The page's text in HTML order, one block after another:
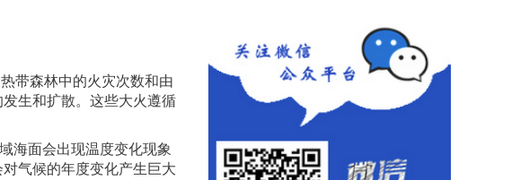
带森林中的火灾次数和由
生和扩散。这些大火遵循
面会出现温度变化现象
气候的年度变化产生巨大